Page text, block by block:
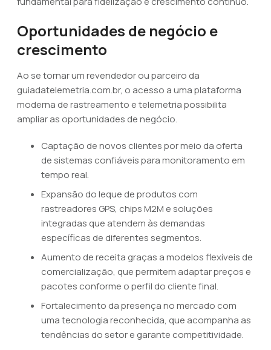
Oportunidades de negócio e
crescimento
Ao se tornar um revendedor ou parceiro da
guiadatelemetria.com.br, o acesso a uma plataforma
moderna de rastreamento e telemetria possibilita
ampliar as oportunidades de negócio.
Captação de novos clientes por meio da oferta
de sistemas confiáveis para monitoramento em
tempo real.
Expansão do leque de produtos com
rastreadores GPS, chips M2M e soluções
integradas que atendem às demandas
específicas de diferentes segmentos.
Aumento de receita graças a modelos flexíveis de
comercialização, que permitem adaptar preços e
pacotes conforme o perfil do cliente final.
Fortalecimento da presença no mercado com
uma tecnologia reconhecida, que acompanha as
tendências do setor e garante competitividade.